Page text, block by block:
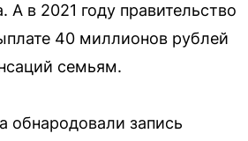
А в 2021 году правительство
40 миллионов рублей
семьям.
обнародовали запись